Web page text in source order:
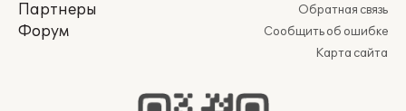
Партнеры
Форум
Обратная связь
Сообщить об ошибке
Карта сайта